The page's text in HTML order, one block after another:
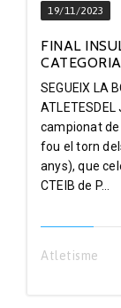
19/11/2023
FINAL
SEGUEIX LA
campionat
fou el torn
anys), que
CTEIB de P...
Atletisme